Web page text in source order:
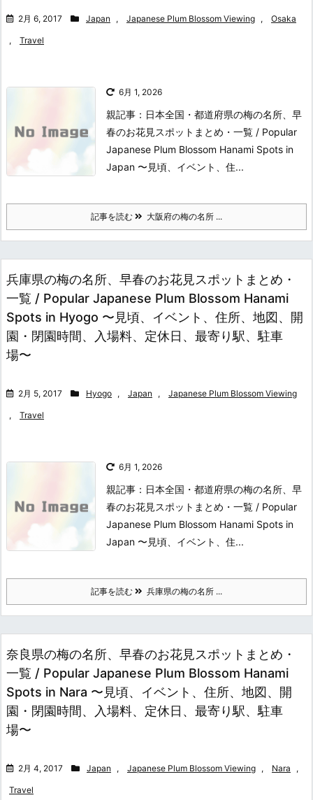
2月 6, 2017 Japan , Japanese Plum Blossom Viewing , Osaka
, Travel
6月 1, 2026
親記事：日本全国・都道府県の梅の名所、早
春のお花見スポットまとめ・一覧 / Popular
Japanese Plum Blossom Hanami Spots in
Japan 〜見頃、イベント、住...
記事を読む 大阪府の梅の名所 ...
兵庫県の梅の名所、早春のお花見スポットまとめ・
一覧 / Popular Japanese Plum Blossom Hanami
Spots in Hyogo 〜見頃、イベント、住所、地図、開
園・閉園時間、入場料、定休日、最寄り駅、駐車
場〜
2月 5, 2017 Hyogo , Japan , Japanese Plum Blossom Viewing
, Travel
6月 1, 2026
親記事：日本全国・都道府県の梅の名所、早
春のお花見スポットまとめ・一覧 / Popular
Japanese Plum Blossom Hanami Spots in
Japan 〜見頃、イベント、住...
記事を読む 兵庫県の梅の名所 ...
奈良県の梅の名所、早春のお花見スポットまとめ・
一覧 / Popular Japanese Plum Blossom Hanami
Spots in Nara 〜見頃、イベント、住所、地図、開
園・閉園時間、入場料、定休日、最寄り駅、駐車
場〜
2月 4, 2017 Japan , Japanese Plum Blossom Viewing , Nara ,
Travel